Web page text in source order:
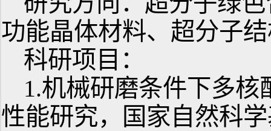
功能晶体材料、超分子
科研项目：
1.机械研磨条件下多
性能研究，国家自然科